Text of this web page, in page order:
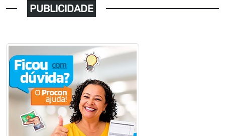
PUBLICIDADE